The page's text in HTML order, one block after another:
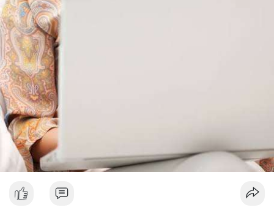
từ dòng vốn ETF (tuần tốt nhất kể từ tháng 4 với 1 tỷ USD)
trước khi gia tăng vị thế.
Xem chi tiết các bài viết đầy đủ tại dòng thời gian của Vlike.vn!
#whalealertbtc
#brazilcryptoregulation